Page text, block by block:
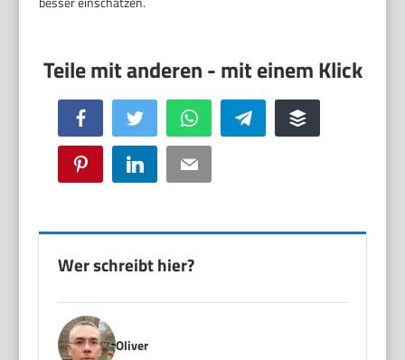
Facebook Twitter WhatsApp Telegram Buffer
Pinterest LinkedIn Email
Wer schreibt hier?
Oliver